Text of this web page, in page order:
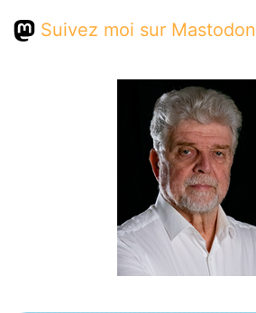
Suivez moi sur Mastodon